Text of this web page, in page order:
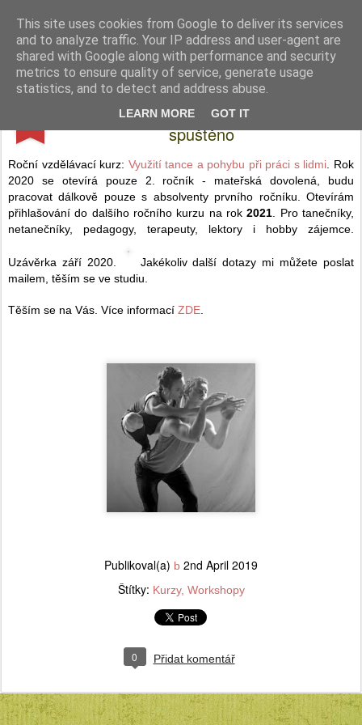
This site uses cookies from Google to deliver its services
and to analyze traffic. Your IP address and user-agent are
shared with Google along with performance and security
metrics to ensure quality of service, generate usage
statistics, and to detect and address abuse.
LEARN MORE GOT IT
I´m not normal. I´m FeMime ... mou řečí je pohyb.
Pages
Přihlašování do ročního kurzu 2021
spuštěno
Roční vzdělávací kurz: Využití tance a pohybu při práci s lidmi . Rok
2020 se otevírá pouze 2. ročník - mateřská dovolená, budu
pracovat dálkově pouze s absolventy prvního ročníku. Otevírám
přihlašování do dalšího ročního kurzu na rok2021 . Pro tanečníky,
netanečníky, pedagogy, terapeuty, lektory i hobby zájemce.
Uzávěrka září 2020.
Jakékoliv další dotazy mi můžete poslat
mailem, těším se ve studiu.
Těším se na Vás. Více informací ZDE
Publikoval(a) b 2nd April 2019
Štítky: Kurzy Workshopy
0 Přidat komentář